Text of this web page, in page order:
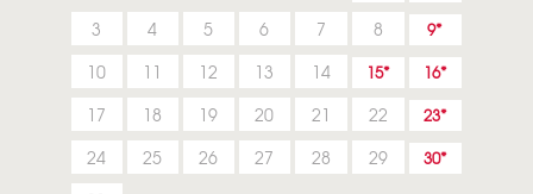
3 4 5 6 7 8 9
10 11 12 13 14 15 16
17 18 19 20 21 22 23
24 25 26 27 28 29 30